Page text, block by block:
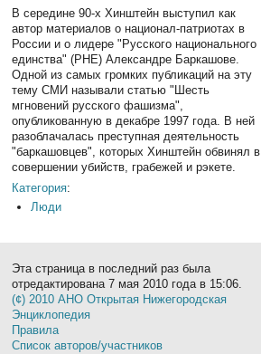
В середине 90-х Хинштейн выступил как
автор материалов о национал-патриотах в
России и о лидере "Русского национального
единства" (РНЕ) Александре Баркашове.
Одной из самых громких публикаций на эту
тему СМИ называли статью "Шесть
мгновений русского фашизма",
опубликованную в декабре 1997 года. В ней
разоблачалась преступная деятельность
"баркашовцев", которых Хинштейн обвинял в
совершении убийств, грабежей и рэкете.
Категория:
Люди
Эта страница в последний раз была
отредактирована 7 мая 2010 года в 15:06.
(¢) 2010 АНО Открытая Нижегородская
Энциклопедия
Правила
Список авторов/участников